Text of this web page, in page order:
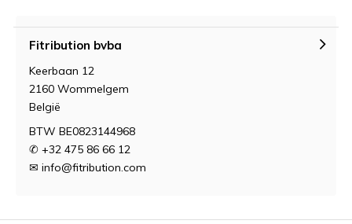
Fitribution bvba
Keerbaan 12
2160 Wommelgem
België
BTW BE0823144968
✆ +32 475 86 66 12
✉ info@fitribution.com